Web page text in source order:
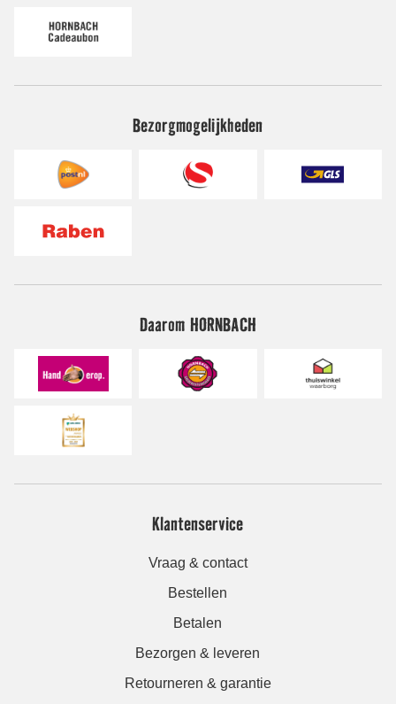
Bezorgmogelijkheden
Daarom HORNBACH
Klantenservice
Vraag & contact
Bestellen
Betalen
Bezorgen & leveren
Retourneren & garantie